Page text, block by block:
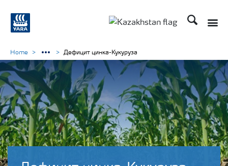
Поиск
Home Дефицит цинка-Кукуруза